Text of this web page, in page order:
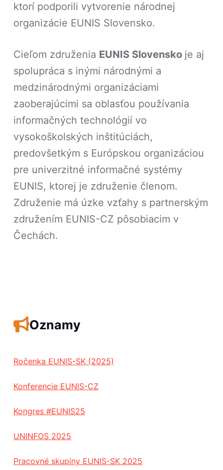
ktorí podporili vytvorenie národnej
organizácie EUNIS Slovensko.
Cieľom združenia EUNIS Slovensko je aj
spolupráca s inými národnými a
medzinárodnými organizáciami
zaoberajúcimi sa oblasťou používania
informačných technológií vo
vysokoškolských inštitúciách,
predovšetkým s Európskou organizáciou
pre univerzitné informačné systémy
EUNIS, ktorej je združenie členom.
Združenie má úzke vzťahy s partnerským
združením EUNIS-CZ pôsobiacim v
Čechách.
Oznamy
Ročenka EUNIS-SK (2025)
Konferencie EUNIS-CZ
Kongres #EUNIS25
UNINFOS 2025
Pracovné skupiny EUNIS-SK 2025